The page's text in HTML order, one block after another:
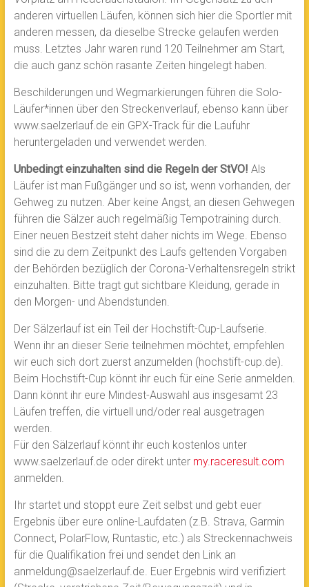
anderen virtuellen Läufen, können sich hier die Sportler mit
anderen messen, da dieselbe Strecke gelaufen werden
muss. Letztes Jahr waren rund 120 Teilnehmer am Start,
die auch ganz schön rasante Zeiten hingelegt haben.
Beschilderungen und Wegmarkierungen führen die Solo-
Läufer*innen über den Streckenverlauf, ebenso kann über
www.saelzerlauf.de ein GPX-Track für die Laufuhr
heruntergeladen und verwendet werden.
Unbedingt einzuhalten sind die Regeln der StVO! Als
Läufer ist man Fußgänger und so ist, wenn vorhanden, der
Gehweg zu nutzen. Aber keine Angst, an diesen Gehwegen
führen die Sälzer auch regelmäßig Tempotraining durch.
Einer neuen Bestzeit steht daher nichts im Wege. Ebenso
sind die zu dem Zeitpunkt des Laufs geltenden Vorgaben
der Behörden bezüglich der Corona-Verhaltensregeln strikt
einzuhalten. Bitte tragt gut sichtbare Kleidung, gerade in
den Morgen- und Abendstunden.
Der Sälzerlauf ist ein Teil der Hochstift-Cup-Laufserie.
Wenn ihr an dieser Serie teilnehmen möchtet, empfehlen
wir euch sich dort zuerst anzumelden (hochstift-cup.de).
Beim Hochstift-Cup könnt ihr euch für eine Serie anmelden.
Dann könnt ihr eure Mindest-Auswahl aus insgesamt 23
Läufen treffen, die virtuell und/oder real ausgetragen
werden.
Für den Sälzerlauf könnt ihr euch kostenlos unter
www.saelzerlauf.de oder direkt unter my.raceresult.com
anmelden.
Ihr startet und stoppt eure Zeit selbst und gebt euer
Ergebnis über eure online-Laufdaten (z.B. Strava, Garmin
Connect, PolarFlow, Runtastic, etc.) als Streckennachweis
für die Qualifikation frei und sendet den Link an
anmeldung@saelzerlauf.de. Euer Ergebnis wird verifiziert